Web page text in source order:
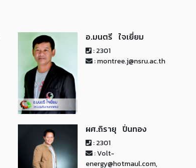
อ.มนตรี ใจเยี่ยม
: 2301
: montree.j@nsru.ac.th
ผศ.ถิรายุ ปิ่นทอง
: 2301
: Volt-
energy@hotmaul.com,